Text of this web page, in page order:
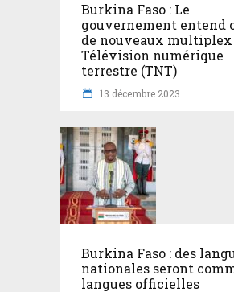
Burkina Faso : Le
gouvernement entend
de nouveaux multiplex
Télévision numérique
terrestre (TNT)
13 décembre 2023
Burkina Faso : des
nationales seront
langues officielles